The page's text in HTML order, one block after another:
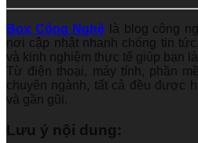
Box Công Nghệ là blog công
nơi cập nhật nhanh chóng tin
và kinh nghiệm thực tế giúp bạn
Từ điện thoại, máy tính, phần
chuyên ngành, tất cả đều được
và gần gũi.
Lưu ý nội dung: